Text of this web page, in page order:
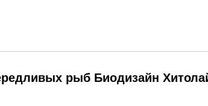
рыб Биодизайн